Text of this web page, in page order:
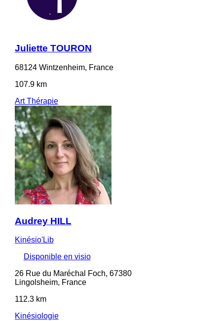
Juliette TOURON
68124 Wintzenheim, France
107.9 km
Art Thérapie
Audrey HILL
Kinésio'Lib
Disponible en visio
26 Rue du Maréchal Foch, 67380
Lingolsheim, France
112.3 km
Kinésiologie